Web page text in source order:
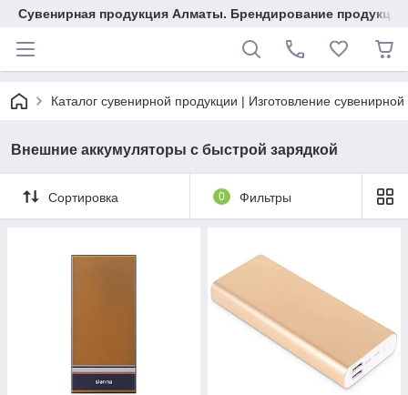
Сувенирная продукция Алматы. Брендирование
Каталог сувенирной продукции | Изготовление
Внешние аккумуляторы с быстрой зарядкой
Сортировка 0 Фильтры